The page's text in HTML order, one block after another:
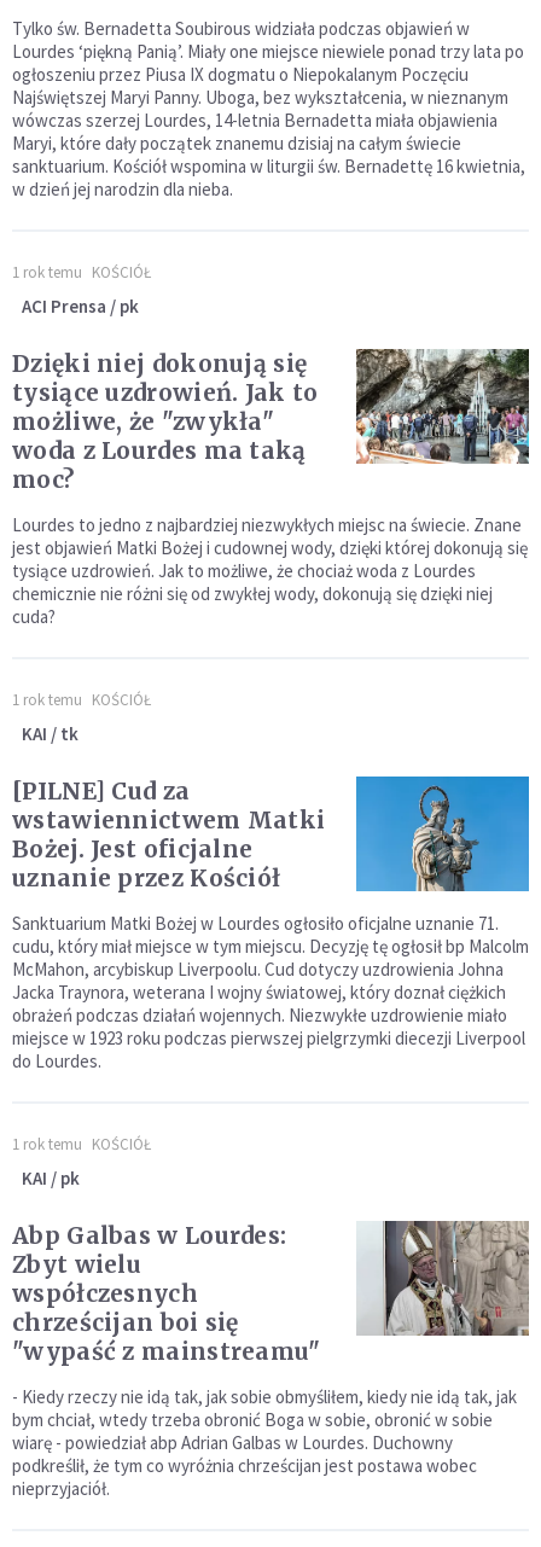
Tylko św. Bernadetta Soubirous widziała podczas objawień w
Lourdes ‘piękną Panią’. Miały one miejsce niewiele ponad trzy lata po
ogłoszeniu przez Piusa IX dogmatu o Niepokalanym Poczęciu
Najświętszej Maryi Panny. Uboga, bez wykształcenia, w nieznanym
wówczas szerzej Lourdes, 14-letnia Bernadetta miała objawienia
Maryi, które dały początek znanemu dzisiaj na całym świecie
sanktuarium. Kościół wspomina w liturgii św. Bernadettę 16 kwietnia,
w dzień jej narodzin dla nieba.
1 rok temu KOŚCIÓŁ
ACI Prensa / pk
Dzięki niej dokonują się
tysiące uzdrowień. Jak to
możliwe, że "zwykła"
woda z Lourdes ma taką
moc?
Lourdes to jedno z najbardziej niezwykłych miejsc na świecie. Znane
jest objawień Matki Bożej i cudownej wody, dzięki której dokonują się
tysiące uzdrowień. Jak to możliwe, że chociaż woda z Lourdes
chemicznie nie różni się od zwykłej wody, dokonują się dzięki niej
cuda?
1 rok temu KOŚCIÓŁ
KAI / tk
[PILNE] Cud za
wstawiennictwem Matki
Bożej. Jest oficjalne
uznanie przez Kościół
Sanktuarium Matki Bożej w Lourdes ogłosiło oficjalne uznanie 71.
cudu, który miał miejsce w tym miejscu. Decyzję tę ogłosił bp Malcolm
McMahon, arcybiskup Liverpoolu. Cud dotyczy uzdrowienia Johna
Jacka Traynora, weterana I wojny światowej, który doznał ciężkich
obrażeń podczas działań wojennych. Niezwykłe uzdrowienie miało
miejsce w 1923 roku podczas pierwszej pielgrzymki diecezji Liverpool
do Lourdes.
1 rok temu KOŚCIÓŁ
KAI / pk
Abp Galbas w Lourdes:
Zbyt wielu
współczesnych
chrześcijan boi się
"wypaść z mainstreamu"
- Kiedy rzeczy nie idą tak, jak sobie obmyśliłem, kiedy nie idą tak, jak
bym chciał, wtedy trzeba obronić Boga w sobie, obronić w sobie
wiarę - powiedział abp Adrian Galbas w Lourdes. Duchowny
podkreślił, że tym co wyróżnia chrześcijan jest postawa wobec
nieprzyjaciół.